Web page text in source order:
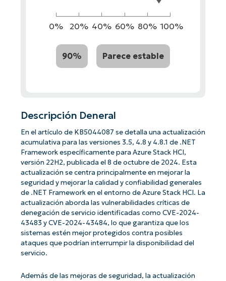
0% 20% 40% 60% 80% 100%
90% Parece estable
Descripción Deneral
En el artículo de KB5044087 se detalla una actualización
acumulativa para las versiones 3.5, 4.8 y 4.8.1 de .NET
Framework específicamente para Azure Stack HCI,
versión 22H2, publicada el 8 de octubre de 2024. Esta
actualización se centra principalmente en mejorar la
seguridad y mejorar la calidad y confiabilidad generales
de .NET Framework en el entorno de Azure Stack HCI. La
actualización aborda las vulnerabilidades críticas de
denegación de servicio identificadas como CVE-2024-
43483 y CVE-2024-43484, lo que garantiza que los
sistemas estén mejor protegidos contra posibles
ataques que podrían interrumpir la disponibilidad del
servicio.
Además de las mejoras de seguridad, la actualización